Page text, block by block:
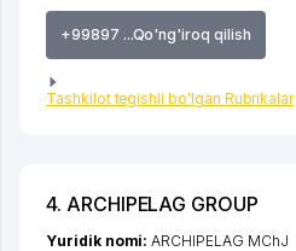
+99897 ...Qo'ng'iroq qilish
Tashkilot tegishli bo'lgan Rubrikalar
4. ARCHIPELAG GROUP
Yuridik nomi:ARCHIPELAG MChJ